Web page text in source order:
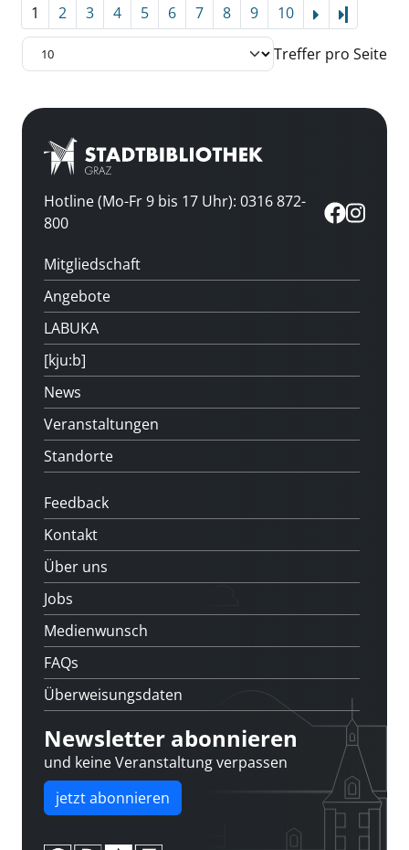
1 2 3 4 5 6 7 8 9 10
Treffer pro Seite
Hotline (Mo-Fr 9 bis 17 Uhr): 0316 872-
800
Mitgliedschaft
Angebote
LABUKA
[kju:b]
News
Veranstaltungen
Standorte
Feedback
Kontakt
Über uns
Jobs
Medienwunsch
FAQs
Überweisungsdaten
Newsletter abonnieren
und keine Veranstaltung verpassen
jetzt abonnieren